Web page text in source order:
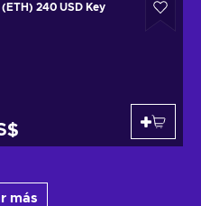
240 USD Key
más